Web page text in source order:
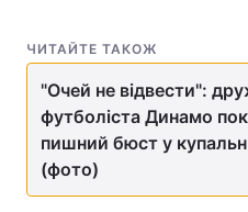
ЧИТАЙТЕ ТАКОЖ
"Очей не відвести":
футболіста Динамо
пишний бюст у
(фото)